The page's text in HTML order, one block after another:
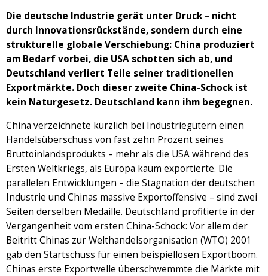
Die deutsche Industrie gerät unter Druck – nicht
durch Innovationsrückstände, sondern durch eine
strukturelle globale Verschiebung: China produziert
am Bedarf vorbei, die USA schotten sich ab, und
Deutschland verliert Teile seiner traditionellen
Exportmärkte. Doch dieser zweite China-Schock ist
kein Naturgesetz. Deutschland kann ihm begegnen.
China verzeichnete kürzlich bei Industriegütern einen
Handelsüberschuss von fast zehn Prozent seines
Bruttoinlandsprodukts – mehr als die USA während des
Ersten Weltkriegs, als Europa kaum exportierte. Die
parallelen Entwicklungen – die Stagnation der deutschen
Industrie und Chinas massive Exportoffensive – sind zwei
Seiten derselben Medaille. Deutschland profitierte in der
Vergangenheit vom ersten China-Schock: Vor allem der
Beitritt Chinas zur Welthandelsorganisation (WTO) 2001
gab den Startschuss für einen beispiellosen Exportboom.
Chinas erste Exportwelle überschwemmte die Märkte mit